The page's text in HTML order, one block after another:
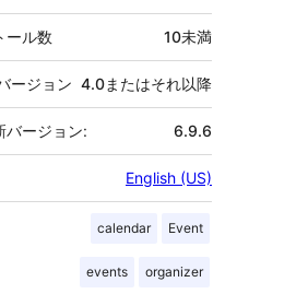
ール数 10未満
ージョン 4.0またはそれ以降
バージョン: 6.9.6
English (US)
calendar Event
events organizer